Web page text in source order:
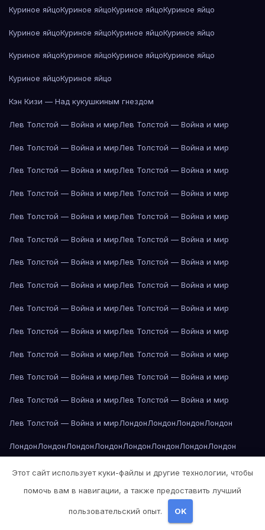
Куриное яйцоКуриное яйцоКуриное яйцоКуриное яйцо
Куриное яйцоКуриное яйцоКуриное яйцоКуриное яйцо
Куриное яйцоКуриное яйцоКуриное яйцоКуриное яйцо
Куриное яйцоКуриное яйцо
Кэн Кизи — Над кукушкиным гнездом
Лев Толстой — Война и мирЛев Толстой — Война и мир
Лев Толстой — Война и мирЛев Толстой — Война и мир
Лев Толстой — Война и мирЛев Толстой — Война и мир
Лев Толстой — Война и мирЛев Толстой — Война и мир
Лев Толстой — Война и мирЛев Толстой — Война и мир
Лев Толстой — Война и мирЛев Толстой — Война и мир
Лев Толстой — Война и мирЛев Толстой — Война и мир
Лев Толстой — Война и мирЛев Толстой — Война и мир
Лев Толстой — Война и мирЛев Толстой — Война и мир
Лев Толстой — Война и мирЛев Толстой — Война и мир
Лев Толстой — Война и мирЛев Толстой — Война и мир
Лев Толстой — Война и мирЛев Толстой — Война и мир
Лев Толстой — Война и мирЛев Толстой — Война и мир
Лев Толстой — Война и мирЛондонЛондонЛондонЛондон
ЛондонЛондонЛондонЛондонЛондонЛондонЛондонЛондон
Лондон Лондон Лос-Анджелес Лос-Анджелес
Лос-АнджелесЛос-АнджелесЛос-АнджелесЛос-Анджелес
Лос-АнджелесЛос-АнджелесЛос-Анджелес
Этот сайт использует куки-файлы и другие технологии, чтобы
помочь вам в навигации, а также предоставить лучший
пользовательский опыт. OK